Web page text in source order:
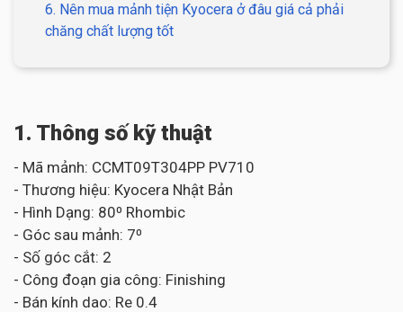
6. Nên mua mảnh tiện Kyocera ở đâu giá cả phải
chăng chất lượng tốt
1. Thông số kỹ thuật
- Mã mảnh: CCMT09T304PP PV710
- Thương hiệu: Kyocera Nhật Bản
- Hình Dạng: 80⁰ Rhombic
- Góc sau mảnh: 7⁰
- Số góc cắt: 2
- Công đoạn gia công: Finishing
- Bán kính dao: Re 0.4